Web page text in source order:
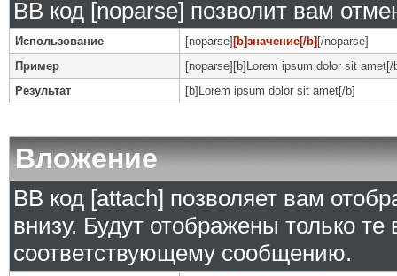
BB код [noparse] позволит вам
Использование [noparse] [b]значение[/b] [/noparse]
Пример
[noparse][b]Lorem ipsum dolor sit amet[/
Результат
[b]Lorem ipsum dolor sit amet[/b]
Вложение
BB код [attach] позволяет вам
внизу. Будут отображены только
соответствующему сообщению.